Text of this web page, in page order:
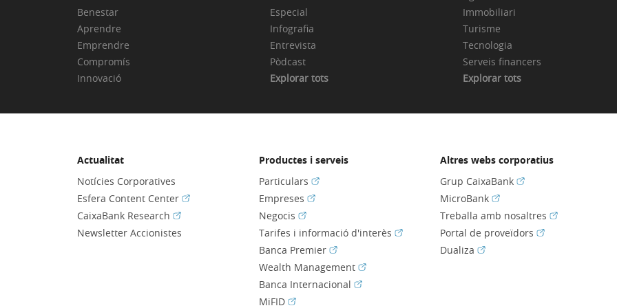
Benestar
Aprendre
Emprendre
Compromís
Innovació
Especial
Infografia
Entrevista
Pòdcast
Explorar tots
Immobiliari
Turisme
Tecnologia
Serveis financers
Explorar tots
Actualitat
Notícies Corporatives
Esfera Content Center (Obre en finestra nova)
CaixaBank Research (Obre en finestra nova)
Newsletter Accionistes
Productes i serveis
Particulars (Obre en finestra nova)
Empreses (Obre en finestra nova)
Negocis (Obre en finestra nova)
Tarifes i informació d'interès (Obre en finestra nova)
Banca Premier (Obre en finestra nova)
Wealth Management (Obre en finestra nova)
Banca Internacional (Obre en finestra nova)
MiFID (Obre en finestra nova)
Altres webs corporatius
Grup CaixaBank(Obre en finestra nova)
MicroBank(Obre en finestra nova)
Treballa amb nosaltres(Obre en
Portal de proveïdors(Obre en finestra
Dualiza(Obre en finestra nova)